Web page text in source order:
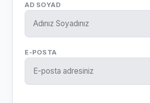
AD SOYAD
E-POSTA